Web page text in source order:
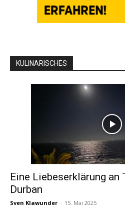
KULINARISCHES
Eine Liebeserklärung an
Durban
Sven Klawunder - 15. Mai 2025